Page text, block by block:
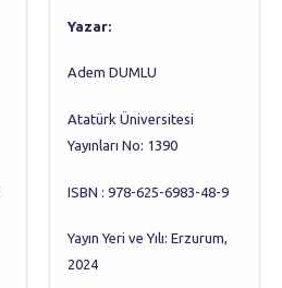
Yazar:
Adem DUMLU
Atatürk Üniversitesi
Yayınları No: 1390
ISBN : 978-625-6983-48-9
Yayın Yeri ve Yılı: Erzurum,
2024